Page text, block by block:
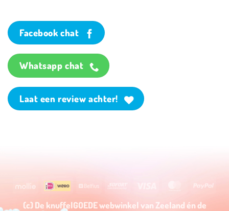
Facebook chat
Whatsapp chat
Laat een review achter!
Mollie Wero Belfius MasterCard
(c) De knuffelGOEDE webwinkel van Zeeland én de